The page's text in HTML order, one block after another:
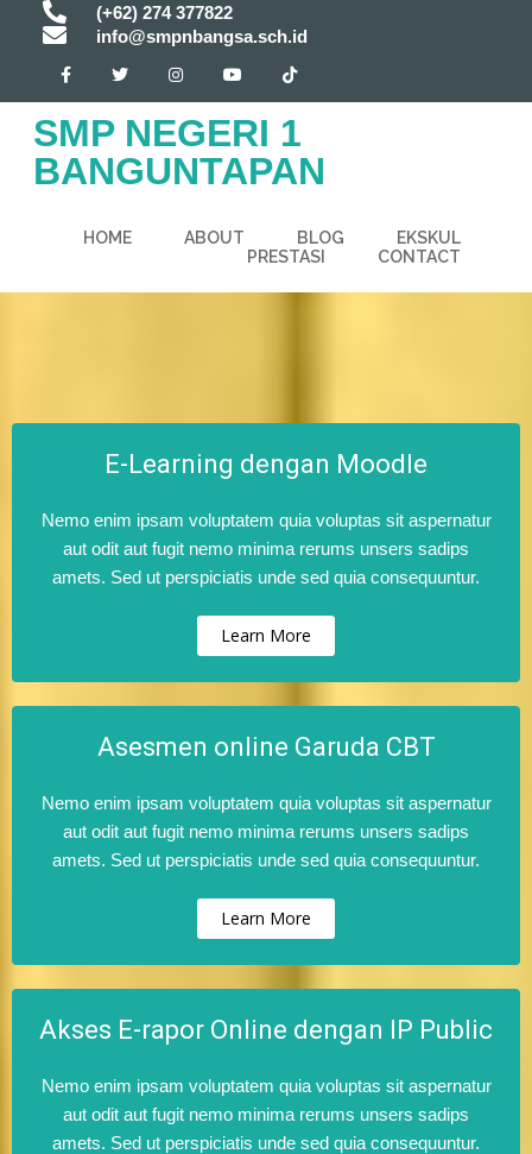
(+62) 274 377822
info@smpnbangsa.sch.id
SMP NEGERI 1
BANGUNTAPAN
HOME ABOUT BLOG
EKSKUL
PRESTASI
CONTACT
E-Learning dengan Moodle
Nemo enim ipsam voluptatem quia voluptas sit aspernatur
aut odit aut fugit nemo minima rerums unsers sadips
amets. Sed ut perspiciatis unde sed quia consequuntur.
Learn More
Asesmen online Garuda CBT
Nemo enim ipsam voluptatem quia voluptas sit aspernatur
aut odit aut fugit nemo minima rerums unsers sadips
amets. Sed ut perspiciatis unde sed quia consequuntur.
Learn More
Akses E-rapor Online dengan IP Public
Nemo enim ipsam voluptatem quia voluptas sit aspernatur
aut odit aut fugit nemo minima rerums unsers sadips
amets. Sed ut perspiciatis unde sed quia consequuntur.